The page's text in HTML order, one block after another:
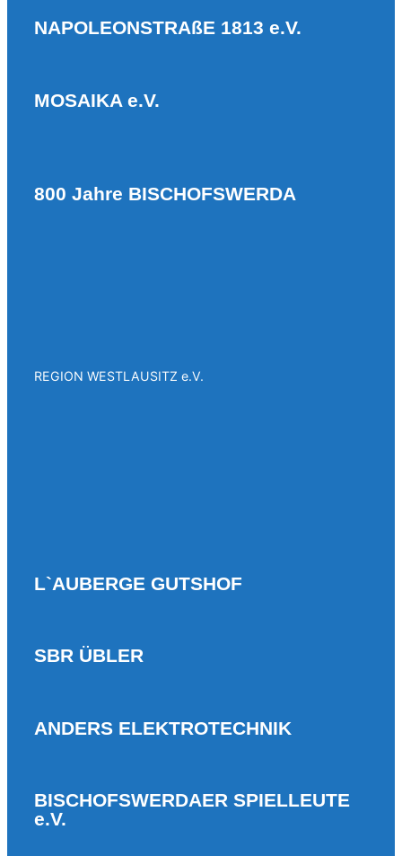
NAPOLEONSTRAßE 1813 e.V.
MOSAIKA e.V.
800 Jahre BISCHOFSWERDA
REGION WESTLAUSITZ e.V.
L`AUBERGE GUTSHOF
SBR ÜBLER
ANDERS ELEKTROTECHNIK
BISCHOFSWERDAER SPIELLEUTE
e.V.